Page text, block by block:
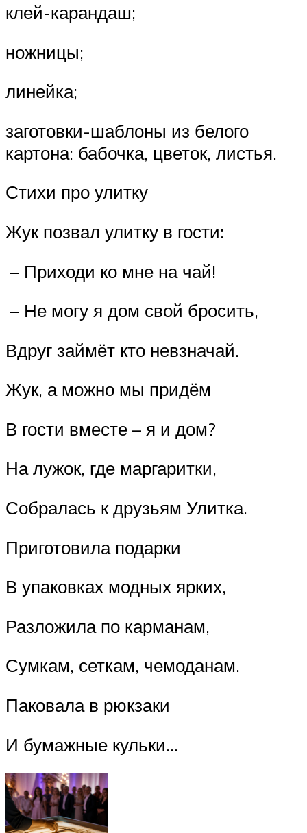
клей-карандаш;
ножницы;
линейка;
заготовки-шаблоны из белого
картона: бабочка, цветок, листья.
Стихи про улитку
Жук позвал улитку в гости:
– Приходи ко мне на чай!
– Не могу я дом свой бросить,
Вдруг займёт кто невзначай.
Жук, а можно мы придём
В гости вместе – я и дом?
На лужок, где маргаритки,
Собралась к друзьям Улитка.
Приготовила подарки
В упаковках модных ярких,
Разложила по карманам,
Сумкам, сеткам, чемоданам.
Паковала в рюкзаки
И бумажные кульки…